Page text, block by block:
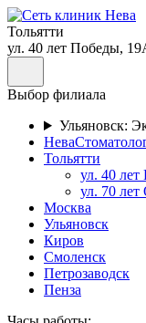
Тольятти
ул. 40 лет Победы,
Выбор филиала
Ульяновск:
Тольятти
ул. 40
ул. 70 лет
Москва
Ульяновск
Киров
Смоленск
Петрозаводск
Пенза